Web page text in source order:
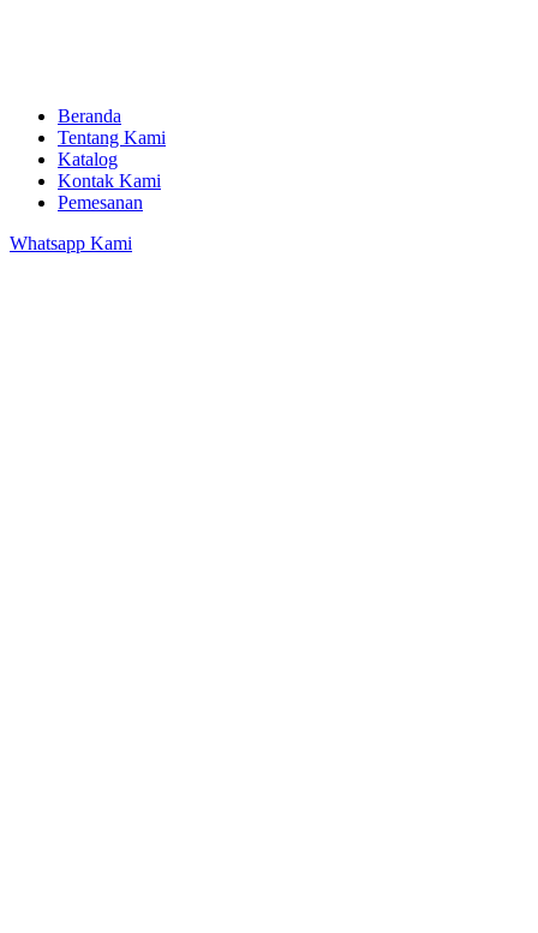
Beranda
Tentang Kami
Katalog
Kontak Kami
Pemesanan
Whatsapp Kami